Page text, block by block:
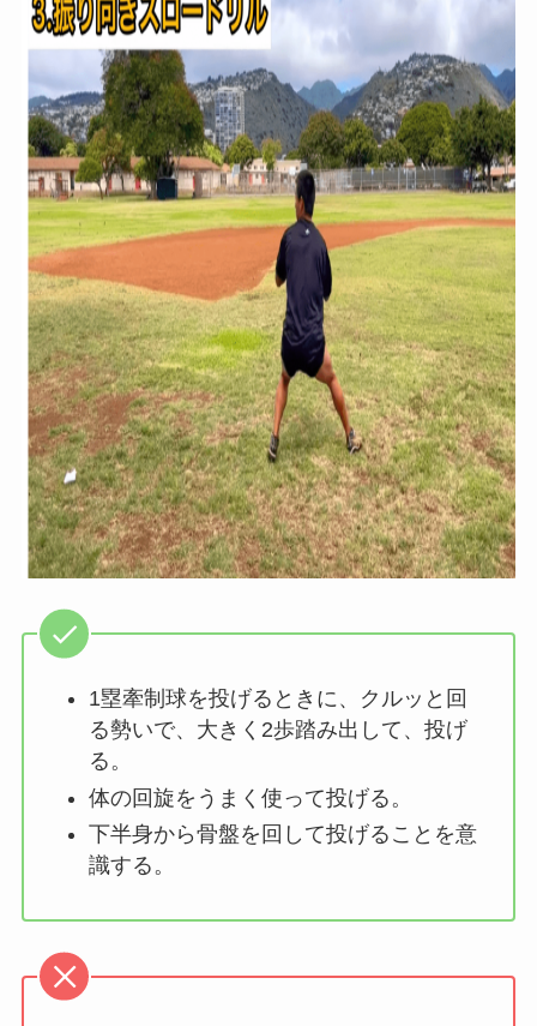
1塁牽制球を投げるときに、クルッと回
る勢いで、大きく2歩踏み出して、投げ
る。
体の回旋をうまく使って投げる。
下半身から骨盤を回して投げることを意
識する。